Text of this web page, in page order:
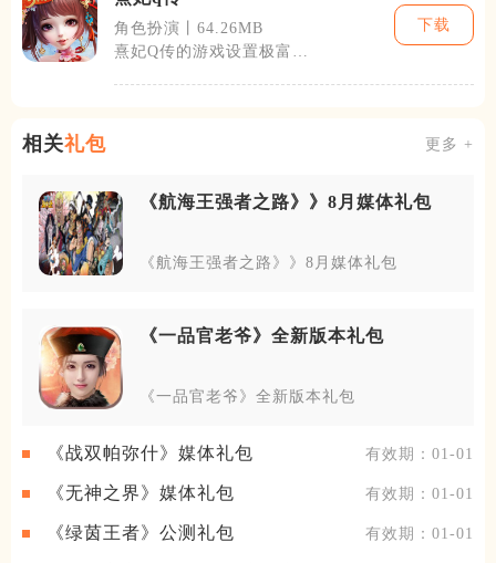
角色扮演丨64.26MB
熹妃Q传的游戏设置极富创
下载
相关礼包 更多 +
《航海王强者之路》》8月媒体礼包
《航海王强者之路》》8月媒体礼包
《一品官老爷》全新版本礼包
《一品官老爷》全新版本礼包
《战双帕弥什》媒体礼包 有效期：01-01
《无神之界》媒体礼包 有效期：01-01
《绿茵王者》公测礼包 有效期：01-01